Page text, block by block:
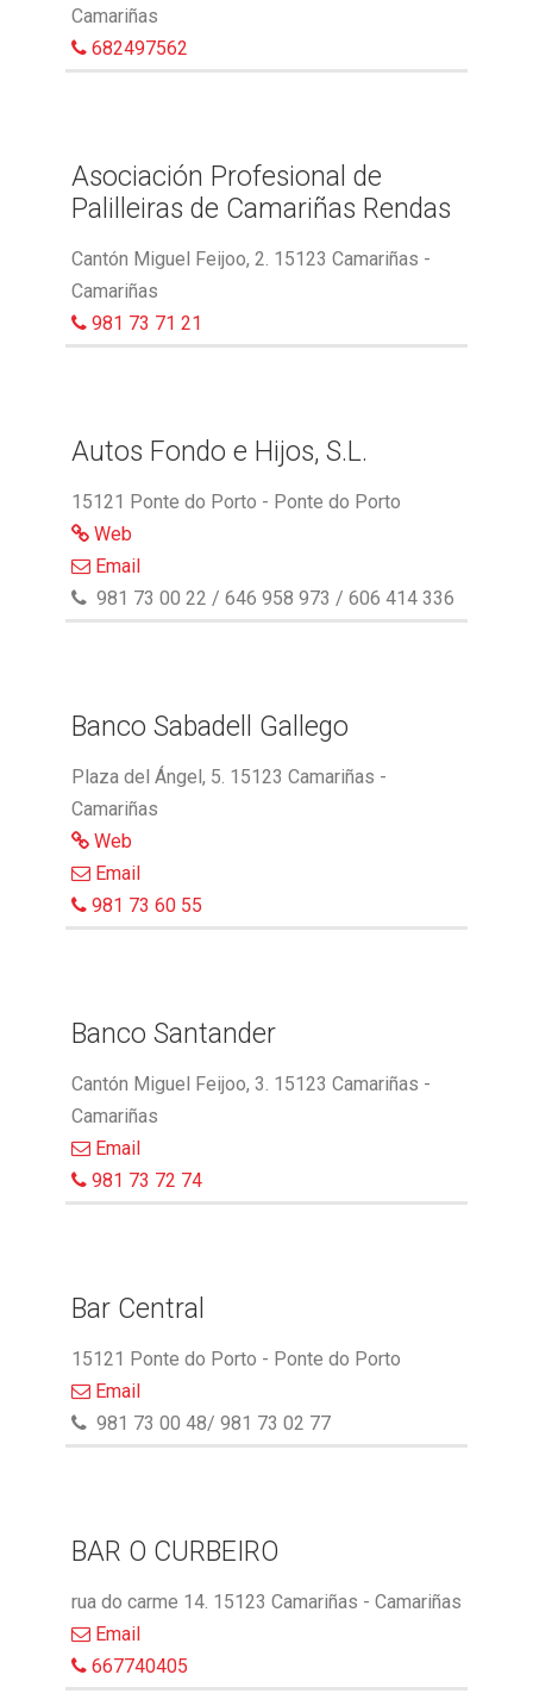
Camariñas
682497562
Asociación Profesional de
Palilleiras de Camariñas Rendas
Cantón Miguel Feijoo, 2. 15123 Camariñas -
Camariñas
981 73 71 21
Autos Fondo e Hijos, S.L.
15121 Ponte do Porto - Ponte do Porto
Web
Email
981 73 00 22 / 646 958 973 / 606 414 336
Banco Sabadell Gallego
Plaza del Ángel, 5. 15123 Camariñas -
Camariñas
Web
Email
981 73 60 55
Banco Santander
Cantón Miguel Feijoo, 3. 15123 Camariñas -
Camariñas
Email
981 73 72 74
Bar Central
15121 Ponte do Porto - Ponte do Porto
Email
981 73 00 48/ 981 73 02 77
BAR O CURBEIRO
rua do carme 14. 15123 Camariñas - Camariñas
Email
667740405